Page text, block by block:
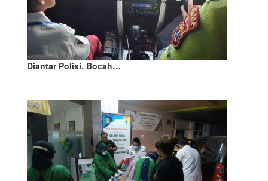
Diantar Polisi, Bocah…